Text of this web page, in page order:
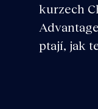
kurzech
ptají, jak